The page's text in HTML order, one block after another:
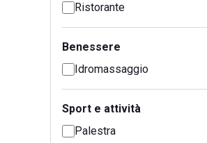
Ristorante
Benessere
Idromassaggio
Sport e attività
Palestra